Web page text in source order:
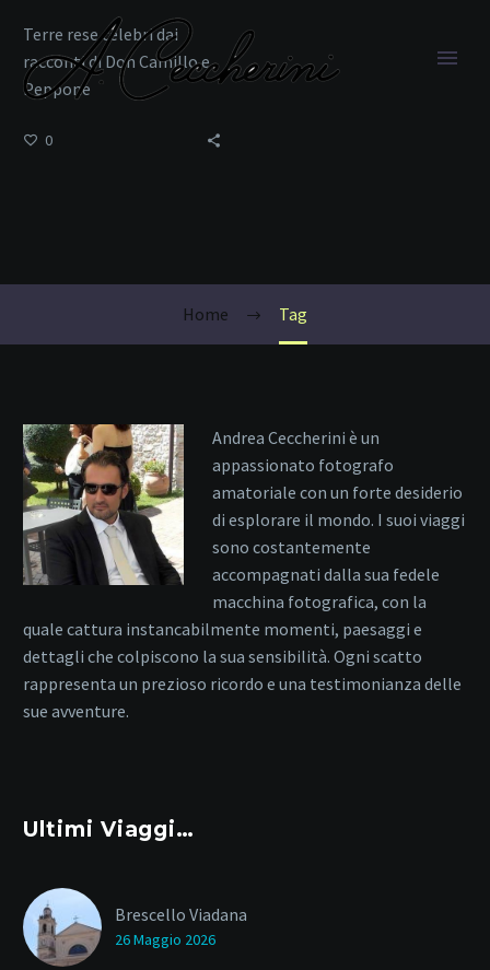
Home Tag
Terre rese celebri dai
racconti di Don Camillo e
Peppone
0
Andrea Ceccherini è un
appassionato fotografo
amatoriale con un forte desiderio
di esplorare il mondo. I suoi viaggi
sono costantemente
accompagnati dalla sua fedele
macchina fotografica, con la
quale cattura instancabilmente momenti, paesaggi e
dettagli che colpiscono la sua sensibilità. Ogni scatto
rappresenta un prezioso ricordo e una testimonianza delle
sue avventure.
Ultimi Viaggi…
Brescello Viadana
26 Maggio 2026